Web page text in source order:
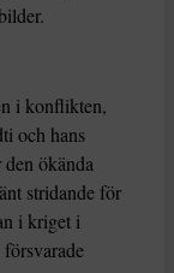
i konflikten,
och hans
ökända
stridande för
i kriget i